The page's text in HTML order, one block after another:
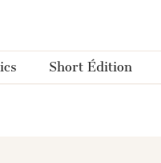
Short Édition